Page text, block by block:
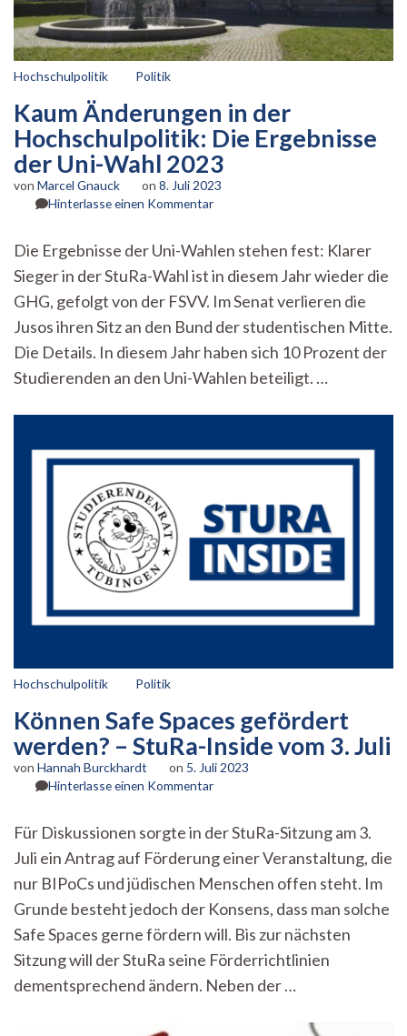
Hochschulpolitik Politik
Kaum Änderungen in der
Hochschulpolitik: Die Ergebnisse
der Uni-Wahl 2023
von Marcel Gnauck on 8. Juli 2023
Hinterlasse einen Kommentarzu
in
der
Hochschulpolitik:
Die
Ergebnisse
der
Wahl
Die Ergebnisse der Uni-Wahlen stehen fest: Klarer
Sieger in der StuRa-Wahl ist in diesem Jahr wieder die
GHG, gefolgt von der FSVV. Im Senat verlieren die
Jusos ihren Sitz an den Bund der studentischen Mitte.
Die Details. In diesem Jahr haben sich 10 Prozent der
Studierenden an den Uni-Wahlen beteiligt. …
Hochschulpolitik Politik
Können Safe Spaces gefördert
werden? – StuRa-Inside vom 3. Juli
von Hannah Burckhardt on 5. Juli 2023
Hinterlasse einen Kommentarzu
Spaces
gefördert
werden?
–
StuRa-
Inside
3.
Juli
Für Diskussionen sorgte in der StuRa-Sitzung am 3.
Juli ein Antrag auf Förderung einer Veranstaltung, die
nur BIPoCs und jüdischen Menschen offen steht. Im
Grunde besteht jedoch der Konsens, dass man solche
Safe Spaces gerne fördern will. Bis zur nächsten
Sitzung will der StuRa seine Förderrichtlinien
dementsprechend ändern. Neben der …